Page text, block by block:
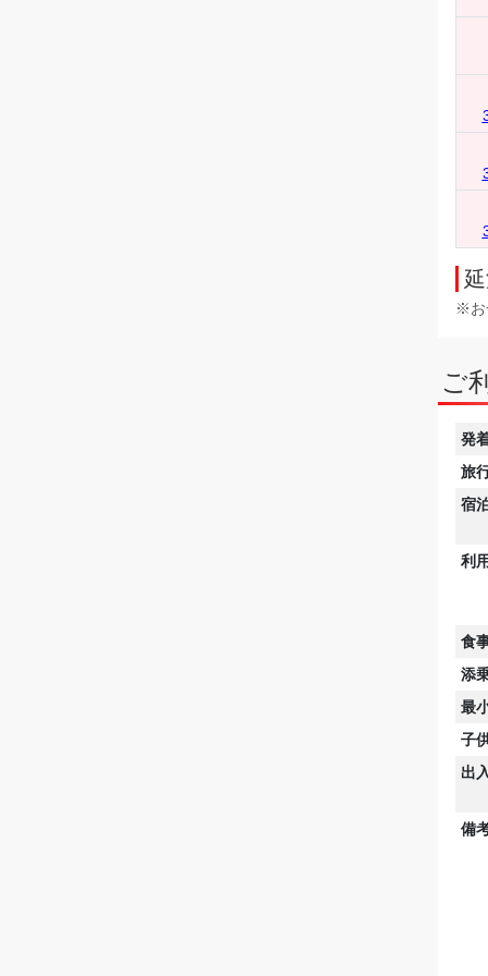
※お
ご
発
旅
宿
利
食
添
最
子
出
備